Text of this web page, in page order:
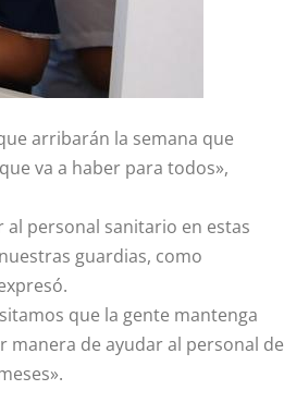
arribarán la semana que
va a haber para todos»,
al personal sanitario en estas
guardias, como
que la gente mantenga
manera de ayudar al personal de